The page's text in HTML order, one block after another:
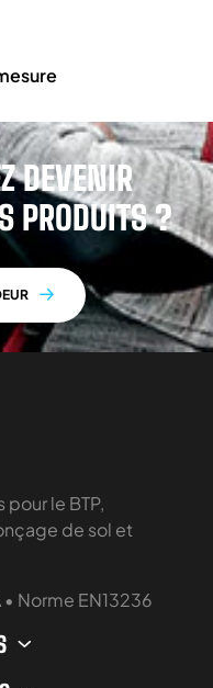
DEVENIR
PRODUITS ?
le BTP,
de sol et
Norme EN13236